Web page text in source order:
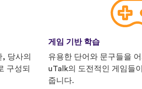
당사의
구성되
게임 기반 학습
유용한 단어와 문구들을
uTalk의 도전적인 게임들
줍니다.